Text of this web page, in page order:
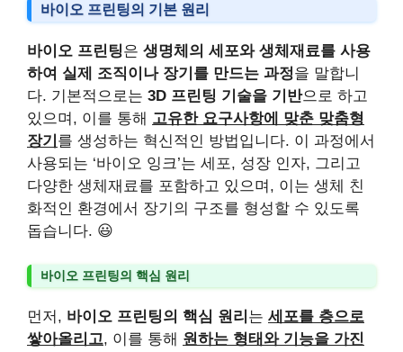
바이오 프린팅의 기본 원리
바이오 프린팅은 생명체의 세포와 생체재료를 사용
하여 실제 조직이나 장기를 만드는 과정을 말합니
다. 기본적으로는 3D 프린팅 기술을 기반으로 하고
있으며, 이를 통해 고유한 요구사항에 맞춘 맞춤형
장기 를 생성하는 혁신적인 방법입니다. 이 과정에서
사용되는 ‘바이오 잉크’는 세포, 성장 인자, 그리고
다양한 생체재료를 포함하고 있으며, 이는 생체 친
화적인 환경에서 장기의 구조를 형성할 수 있도록
돕습니다. 😃
바이오 프린팅의 핵심 원리
먼저, 바이오 프린팅의 핵심 원리 는 세포를 층으로
쌓아올리고, 이를 통해 원하는 형태와 기능을 가진